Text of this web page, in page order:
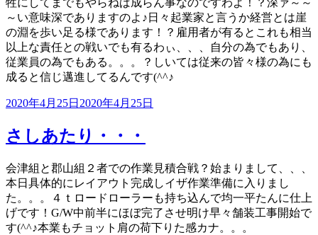
～い意味深でありますのよ♪日々起業家と言うか経営とは崖
の淵を歩い足る様であります！？雇用者が有るとこれも相当
以上な責任との戦いでも有るわぃ、、、自分の為でもあり、
従業員の為でもある。。。？しいては従来の皆々様の為にも
成ると信じ邁進してるんです(^^♪
投
日:
2020年4月25日 2020年4月25日
さしあたり・・・
会津組と郡山組２者での作業見積合戦？始まりまして、、、
本日具体的にレイアウト完成しイザ作業準備に入りまし
た。。。４ｔロードローラーも持ち込んで均一平たんに仕上
げです！G/W中前半にほぼ完了させ明け早々舗装工事開始で
す(^^♪本業もチョット肩の荷下りた感カナ。。。